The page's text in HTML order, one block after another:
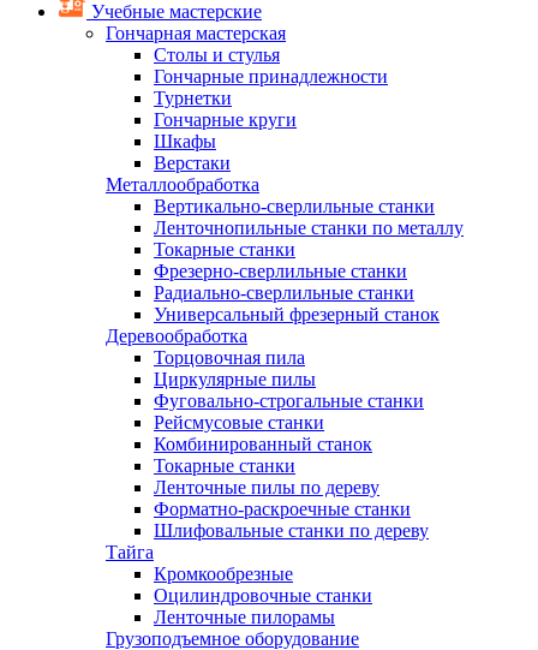
Учебные мастерские
Гончарная мастерская
Столы и стулья
Гончарные принадлежности
Турнетки
Гончарные круги
Шкафы
Верстаки
Металлообработка
Вертикально-сверлильные станки
Ленточнопильные станки по металлу
Токарные станки
Фрезерно-сверлильные станки
Радиально-сверлильные станки
Универсальный фрезерный станок
Деревообработка
Торцовочная пила
Циркулярные пилы
Фуговально-строгальные станки
Рейсмусовые станки
Комбинированный станок
Токарные станки
Ленточные пилы по дереву
Форматно-раскроечные станки
Шлифовальные станки по дереву
Тайга
Кромкообрезные
Оцилиндровочные станки
Ленточные пилорамы
Грузоподъемное оборудование